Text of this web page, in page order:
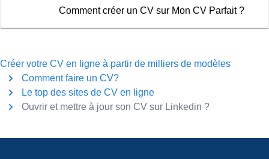
Comment créer un CV sur Mon CV Parfait ?
Créer votre CV en ligne à partir de milliers de modèles
Comment faire un CV?
Le top des sites de CV en ligne
Ouvrir et mettre à jour son CV sur Linkedin ?